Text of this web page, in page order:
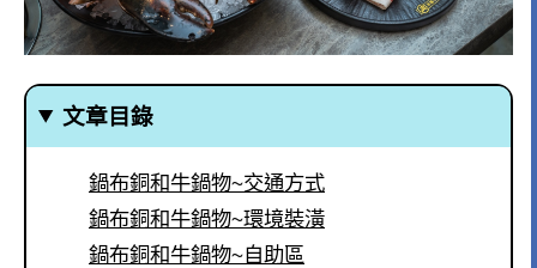
文章目錄
鍋布銅和牛鍋物~交通方式
鍋布銅和牛鍋物~環境裝潢
鍋布銅和牛鍋物~自助區